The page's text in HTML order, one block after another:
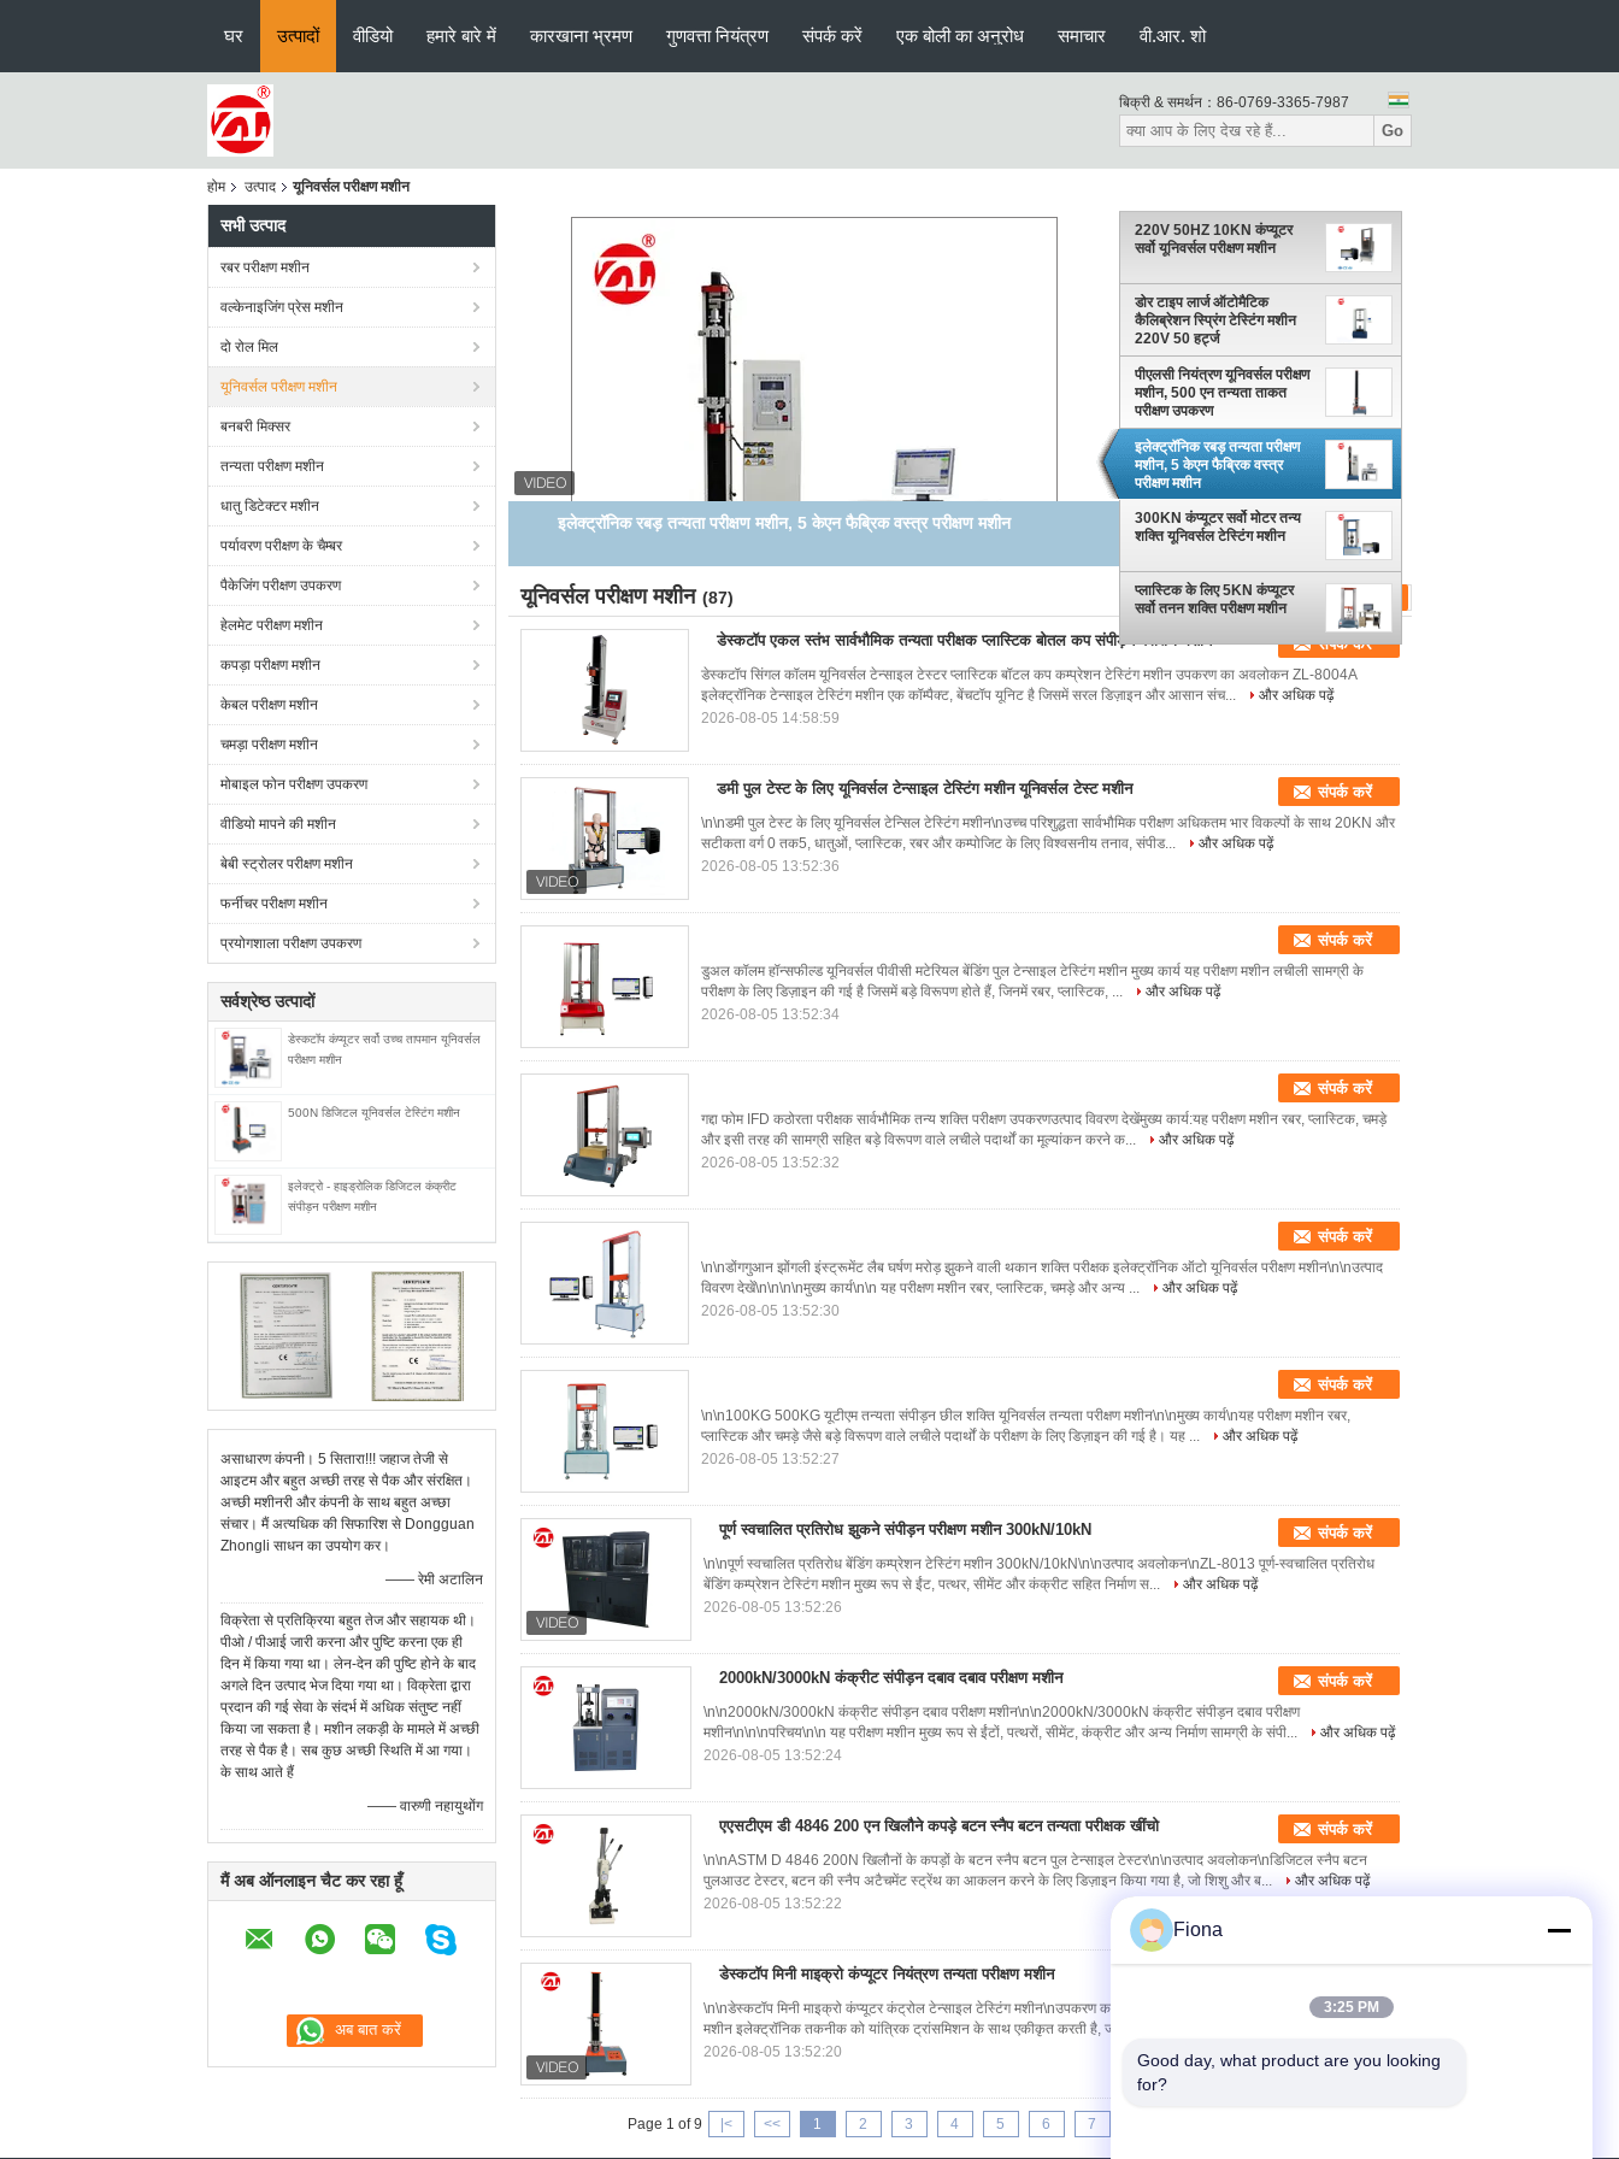
घर उत्पादों वीडियो हमारे बारे में कारखाना भ्रमण गुणवत्ता नियंत्रण संपर्क करें एक बोली का अनुरोध समाचार वी.आर. शो
बिक्री & समर्थन： 86-0769-3365-7987
Go
होम उत्पाद यूनिवर्सल परीक्षण मशीन
सभी उत्पाद
रबर परीक्षण मशीन
वल्केनाइजिंग प्रेस मशीन
दो रोल मिल
यूनिवर्सल परीक्षण मशीन
बनबरी मिक्सर
तन्यता परीक्षण मशीन
धातु डिटेक्टर मशीन
पर्यावरण परीक्षण के चैम्बर
पैकेजिंग परीक्षण उपकरण
हेलमेट परीक्षण मशीन
कपड़ा परीक्षण मशीन
केबल परीक्षण मशीन
चमड़ा परीक्षण मशीन
मोबाइल फोन परीक्षण उपकरण
वीडियो मापने की मशीन
बेबी स्ट्रोलर परीक्षण मशीन
फर्नीचर परीक्षण मशीन
प्रयोगशाला परीक्षण उपकरण
सर्वश्रेष्ठ उत्पादों
डेस्कटॉप कंप्यूटर सर्वो उच्च तापमान यूनिवर्सल
परीक्षण मशीन
500N डिजिटल यूनिवर्सल टेस्टिंग मशीन
इलेक्ट्रो - हाइड्रोलिक डिजिटल कंक्रीट
संपीड़न परीक्षण मशीन
असाधारण कंपनी। 5 सितारा!!! जहाज तेजी से
आइटम और बहुत अच्छी तरह से पैक और संरक्षित।
अच्छी मशीनरी और कंपनी के साथ बहुत अच्छा
संचार। मैं अत्यधिक की सिफारिश से Dongguan
Zhongli साधन का उपयोग कर।
—— रेमी अटालिन
विक्रेता से प्रतिक्रिया बहुत तेज और सहायक थी।
पीओ / पीआई जारी करना और पुष्टि करना एक ही
दिन में किया गया था। लेन-देन की पुष्टि होने के बाद
अगले दिन उत्पाद भेज दिया गया था। विक्रेता द्वारा
प्रदान की गई सेवा के संदर्भ में अधिक संतुष्ट नहीं
किया जा सकता है। मशीन लकड़ी के मामले में अच्छी
तरह से पैक है। सब कुछ अच्छी स्थिति में आ गया।
के साथ आते हैं
—— वारुणी नहायुथोंग
मैं अब ऑनलाइन चैट कर रहा हूँ
300KN कंप्यूटर सर्वो मोटर तन्य शक्ति यूनिवर्सल टेस्टिंग मशीन
220V 50HZ 10KN कंप्यूटर
सर्वो यूनिवर्सल परीक्षण मशीन
डोर टाइप लार्ज ऑटोमैटिक
कैलिब्रेशन स्प्रिंग टेस्टिंग मशीन
220V 50 हर्ट्ज
पीएलसी नियंत्रण यूनिवर्सल परीक्षण
मशीन, 500 एन तन्यता ताकत
परीक्षण उपकरण
इलेक्ट्रॉनिक रबड़ तन्यता परीक्षण
मशीन, 5 केएन फैब्रिक वस्त्र
परीक्षण मशीन
300KN कंप्यूटर सर्वो मोटर तन्य
शक्ति यूनिवर्सल टेस्टिंग मशीन
प्लास्टिक के लिए 5KN कंप्यूटर
सर्वो तनन शक्ति परीक्षण मशीन
यूनिवर्सल परीक्षण मशीन (87)
डेस्कटॉप एकल स्तंभ सार्वभौमिक तन्यता परीक्षक प्लास्टिक बोतल कप संपीड़न परीक्षण मशीन संपर्क करें
डेस्कटॉप सिंगल कॉलम यूनिवर्सल टेन्साइल टेस्टर प्लास्टिक बॉटल कप कम्प्रेशन टेस्टिंग मशीन उपकरण का अवलोकन ZL-8004A
इलेक्ट्रॉनिक टेन्साइल टेस्टिंग मशीन एक कॉम्पैक्ट, बेंचटॉप यूनिट है जिसमें सरल डिज़ाइन और आसान संच...
और अधिक पढ़ें
2026-08-05 14:58:59
डमी पुल टेस्ट के लिए यूनिवर्सल टेन्साइल टेस्टिंग मशीन यूनिवर्सल टेस्ट मशीन संपर्क करें
\n\nडमी पुल टेस्ट के लिए यूनिवर्सल टेन्सिल टेस्टिंग मशीन\nउच्च परिशुद्धता सार्वभौमिक परीक्षण अधिकतम भार विकल्पों के साथ 20KN और
सटीकता वर्ग 0 तक5, धातुओं, प्लास्टिक, रबर और कम्पोजिट के लिए विश्वसनीय तनाव, संपीड...
और अधिक पढ़ें
2026-08-05 13:52:36
संपर्क करें
डुअल कॉलम हॉन्सफील्ड यूनिवर्सल पीवीसी मटेरियल बेंडिंग पुल टेन्साइल टेस्टिंग मशीन मुख्य कार्य यह परीक्षण मशीन लचीली सामग्री के
परीक्षण के लिए डिज़ाइन की गई है जिसमें बड़े विरूपण होते हैं, जिनमें रबर, प्लास्टिक, ...
और अधिक पढ़ें
2026-08-05 13:52:34
संपर्क करें
गद्दा फोम IFD कठोरता परीक्षक सार्वभौमिक तन्य शक्ति परीक्षण उपकरणउत्पाद विवरण देखेंमुख्य कार्य:यह परीक्षण मशीन रबर, प्लास्टिक, चमड़े
और इसी तरह की सामग्री सहित बड़े विरूपण वाले लचीले पदार्थों का मूल्यांकन करने क...
और अधिक पढ़ें
2026-08-05 13:52:32
संपर्क करें
\n\nडोंगगुआन झोंगली इंस्ट्रूमेंट लैब घर्षण मरोड़ झुकने वाली थकान शक्ति परीक्षक इलेक्ट्रॉनिक ऑटो यूनिवर्सल परीक्षण मशीन\n\nउत्पाद
विवरण देखें\n\n\n\nमुख्य कार्य\n\n यह परीक्षण मशीन रबर, प्लास्टिक, चमड़े और अन्य ...
और अधिक पढ़ें
2026-08-05 13:52:30
संपर्क करें
\n\n100KG 500KG यूटीएम तन्यता संपीड़न छील शक्ति यूनिवर्सल तन्यता परीक्षण मशीन\n\nमुख्य कार्य\nयह परीक्षण मशीन रबर,
प्लास्टिक और चमड़े जैसे बड़े विरूपण वाले लचीले पदार्थों के परीक्षण के लिए डिज़ाइन की गई है। यह ...
और अधिक पढ़ें
2026-08-05 13:52:27
पूर्ण स्वचालित प्रतिरोध झुकने संपीड़न परीक्षण मशीन 300kN/10kN संपर्क करें
\n\nपूर्ण स्वचालित प्रतिरोध बेंडिंग कम्प्रेशन टेस्टिंग मशीन 300kN/10kN\n\nउत्पाद अवलोकन\nZL-8013 पूर्ण-स्वचालित प्रतिरोध
बेंडिंग कम्प्रेशन टेस्टिंग मशीन मुख्य रूप से ईंट, पत्थर, सीमेंट और कंक्रीट सहित निर्माण स...
और अधिक पढ़ें
2026-08-05 13:52:26
2000kN/3000kN कंक्रीट संपीड़न दबाव दबाव परीक्षण मशीन संपर्क करें
\n\n2000kN/3000kN कंक्रीट संपीड़न दबाव परीक्षण मशीन\n\n2000kN/3000kN कंक्रीट संपीड़न दबाव परीक्षण
मशीन\n\n\nपरिचय\n\n यह परीक्षण मशीन मुख्य रूप से ईंटों, पत्थरों, सीमेंट, कंक्रीट और अन्य निर्माण सामग्री के संपी...
और अधिक पढ़ें
2026-08-05 13:52:24
एएसटीएम डी 4846 200 एन खिलौने कपड़े बटन स्नैप बटन तन्यता परीक्षक खींचो संपर्क करें
\n\nASTM D 4846 200N खिलौनों के कपड़ों के बटन स्नैप बटन पुल टेन्साइल टेस्टर\n\nउत्पाद अवलोकन\nडिजिटल स्नैप बटन
पुलआउट टेस्टर, बटन की स्नैप अटैचमेंट स्ट्रेंथ का आकलन करने के लिए डिज़ाइन किया गया है, जो शिशु और ब...
और अधिक पढ़ें
2026-08-05 13:52:22
डेस्कटॉप मिनी माइक्रो कंप्यूटर नियंत्रण तन्यता परीक्षण मशीन
\n\nडेस्कटॉप मिनी माइक्रो कंप्यूटर कंट्रोल टेन्साइल टेस्टिंग मशीन\nउपकरण का अवलोकन\nZL-8004C डेस्कटॉप कंप्यूटर सर्वो परीक्षण
मशीन इलेक्ट्रॉनिक तकनीक को यांत्रिक ट्रांसमिशन के साथ एकीकृत करती है, जो सटीक लोड गति...
2026-08-05 13:52:20
Page 1 of 9 |< << 1 2 3 4 5 6 7
Fiona
3:25 PM
Good day, what product are you looking
for?